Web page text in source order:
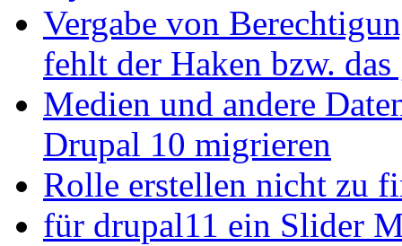
Vergabe von
fehlt der Haken bzw.
Medien und andere
Drupal 10 migrieren
Rolle erstellen nicht zu
für drupal11 ein Slider